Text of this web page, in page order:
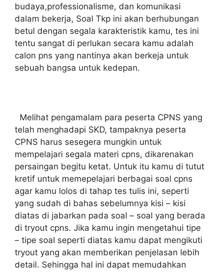
budaya,professionalisme, dan komunikasi
dalam bekerja, Soal Tkp ini akan berhubungan
betul dengan segala karakteristik kamu, tes ini
tentu sangat di perlukan secara kamu adalah
calon pns yang nantinya akan berkeja untuk
sebuah bangsa untuk kedepan.
Melihat pengamalam para peserta CPNS yang
telah menghadapi SKD, tampaknya peserta
CPNS harus sesegera mungkin untuk
mempelajari segala materi cpns, dikarenakan
persaingan begitu ketat. Untuk itu kamu di tutut
kretif untuk memepelajari berbagai soal cpns
agar kamu lolos di tahap tes tulis ini, seperti
yang sudah di bahas sebelumnya kisi – kisi
diatas di jabarkan pada soal – soal yang berada
di tryout cpns. Jika kamu ingin mengetahui tipe
– tipe soal seperti diatas kamu dapat mengikuti
tryout yang akan memberikan penjelasan lebih
detail. Sehingga hal ini dapat memudahkan